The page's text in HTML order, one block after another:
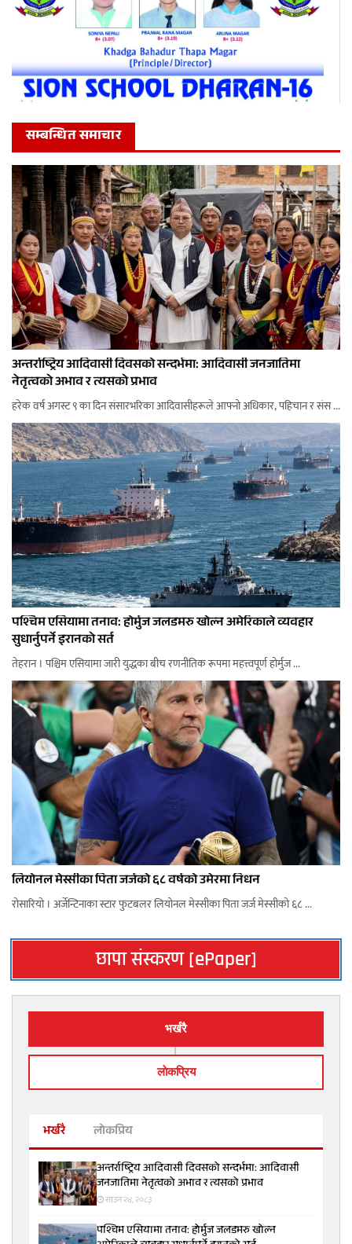
सम्बन्धित समाचार
अन्तर्राष्ट्रिय आदिवासी दिवसको सन्दर्भमा: आदिवासी जनजातिमा
नेतृत्वको अभाव र त्यसको प्रभाव
हरेक वर्ष अगस्ट ९ का दिन संसारभरिका आदिवासीहरूले आफ्नो अधिकार, पहिचान र संस ...
पश्चिम एसियामा तनाव: होर्मुज जलडमरु खोल्न अमेरिकाले व्यवहार
सुधार्नुपर्ने इरानको सर्त
तेहरान । पश्चिम एसियामा जारी युद्धका बीच रणनीतिक रूपमा महत्त्वपूर्ण होर्मुज ...
लियोनल मेस्सीका पिता जर्जको ६८ वर्षको उमेरमा निधन
रोसारियो । अर्जेन्टिनाका स्टार फुटबलर लियोनल मेस्सीका पिता जर्ज मेस्सीको ६८ ...
छापा संस्करण [ePaper]
भर्खरै
लाेकप्रिय
भर्खरै लोकप्रिय
अन्तर्राष्ट्रिय आदिवासी दिवसको सन्दर्भमा: आदिवासी
जनजातिमा नेतृत्वको अभाव र त्यसको प्रभाव
साउन २४, २०८३
पश्चिम एसियामा तनाव: होर्मुज जलडमरु खोल्न